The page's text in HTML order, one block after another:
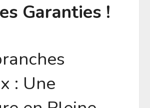
Garanties !
: Une